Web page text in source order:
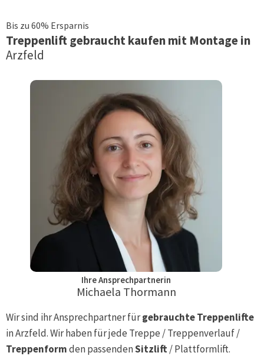
Bis zu 60% Ersparnis
Treppenliftgebraucht kaufen mit Montage in
Arzfeld
Ihre Ansprechpartnerin
Michaela Thormann
Wir sind ihr Ansprechpartner fürgebrauchte Treppenlifte
inArzfeld. Wir haben für jede Treppe / Treppenverlauf /
Treppenformden passendenSitzlift/ Plattformlift.